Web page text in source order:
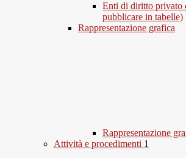
Enti di diritto privato
pubblicare in tabelle)
Rappresentazione grafica
Rappresentazione
Attività e procedimenti 1